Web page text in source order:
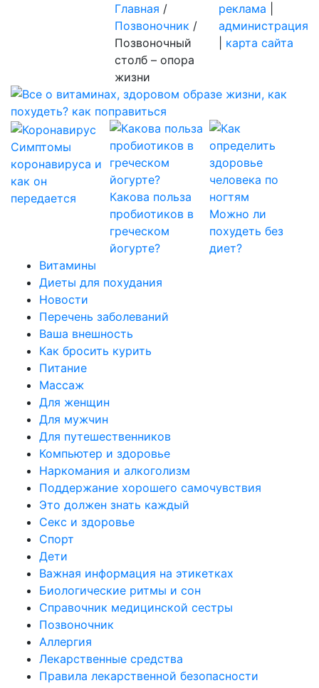
Главная /
Позвоночник /
Позвоночный
столб – опора
жизни
реклама
администрация
карта сайта
Симптомы
коронавируса и
как он
передается
Какова польза
пробиотиков в
греческом
йогурте?
Можно ли
похудеть без
диет?
Витамины
Диеты для похудания
Новости
Перечень заболеваний
Ваша внешность
Как бросить курить
Питание
Массаж
Для женщин
Для мужчин
Для путешественников
Компьютер и здоровье
Наркомания и алкоголизм
Поддержание хорошего самочувствия
Это должен знать каждый
Секс и здоровье
Спорт
Дети
Важная информация на этикетках
Биологические ритмы и сон
Справочник медицинской сестры
Позвоночник
Аллергия
Лекарственные средства
Правила лекарственной безопасности